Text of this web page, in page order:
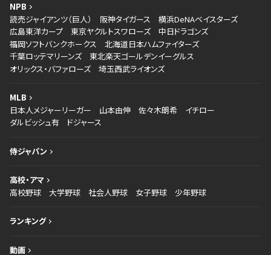
NPB
読売ジャイアンツ（巨人）
阪神タイガース
横浜DeNAベイスターズ
広島東洋カープ
東京ヤクルトスワローズ
中日ドラゴンズ
福岡ソフトバンクホークス
北海道日本ハムファイターズ
千葉ロッテマリーンズ
東北楽天ゴールデンイーグルス
オリックス・バファローズ
埼玉西武ライオンズ
MLB
日本人メジャーリーガー
山本由伸 佐々木朗希
イチロー
ダルビッシュ有
ドジャース
侍ジャパン
高校・アマ
高校野球
大学野球 社会人野球 女子野球 少年野球
ランキング
動画